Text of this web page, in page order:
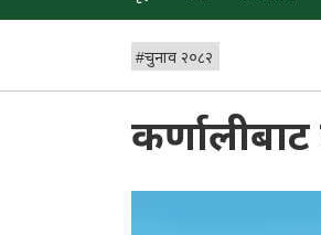
#चुनाव २०८२